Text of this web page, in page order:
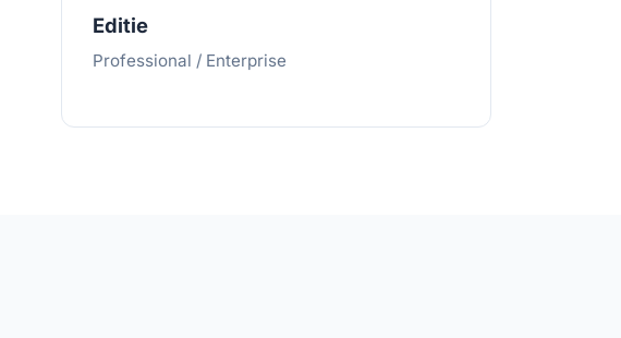
Editie
Professional / Enterprise